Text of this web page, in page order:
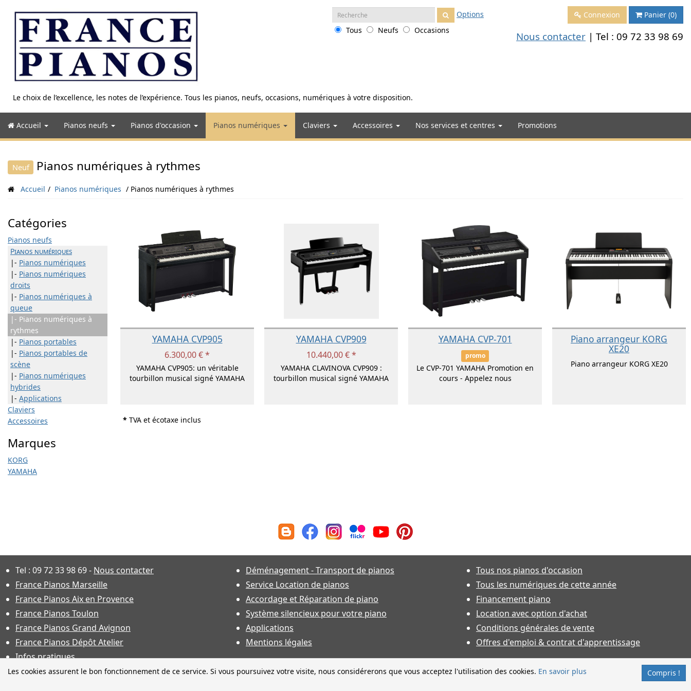
contenu
Les cookies assurent le bon fonctionnement de ce service. Si vous poursuivez votre visite, nous considérerons que vous acceptez l'utilisation des cookies. En savoir plus Compris !
Le choix de l’excellence, les notes de l’expérience. Tous les pianos, neufs, occasions, numériques à votre disposition.
Recherche
:
Options
Tous
Neufs Occasions
Connexion Panier (0)
Nous contacter | Tel : 09 72 33 98 69
Accueil Pianos neufs Pianos d'occasion Pianos numériques Claviers Accessoires Nos services et centres Promotions
Neuf Pianos numériques à rythmes
Accueil Pianos numériques Pianos numériques à rythmes
Catégories
Pianos neufs
Pianos numériques
|- Pianos numériques
|- Pianos numériques
droits
|- Pianos numériques à
queue
|- Pianos numériques à
rythmes
|- Pianos portables
|- Pianos portables de
scène
|- Pianos numériques
hybrides
|- Applications
Claviers
Accessoires
Marques
KORG
YAMAHA
YAMAHA CVP905
6.300,00 € *
YAMAHA CVP905: un véritable
tourbillon musical signé YAMAHA
YAMAHA CVP909
10.440,00 € *
YAMAHA CLAVINOVA CVP909 :
tourbillon musical signé YAMAHA
YAMAHA CVP-701
promo
Le CVP-701 YAMAHA Promotion en
cours - Appelez nous
Piano arrangeur KORG
XE20
Piano arrangeur KORG XE20
* TVA et écotaxe inclus
Tel : 09 72 33 98 69- Nous contacter
France Pianos Marseille
France Pianos Aix en Provence
France Pianos Toulon
France Pianos Grand Avignon
France Pianos Dépôt Atelier
Infos pratiques
Déménagement - Transport de pianos
Service Location de pianos
Accordage et Réparation de piano
Système silencieux pour votre piano
Applications
Mentions légales
Tous nos pianos d'occasion
Tous les numériques de cette année
Financement piano
Location avec option d'achat
Conditions générales de vente
Offres d'emploi & contrat d'apprentissage
Photos non contractuelles. Caractéristiques techniques sous toutes réserves et sauf erreur. Financement sous réserve d'acceptation.